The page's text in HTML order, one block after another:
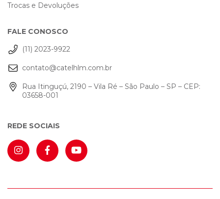
Trocas e Devoluções
FALE CONOSCO
(11) 2023-9922
contato@catelhlm.com.br
Rua Itinguçú, 2190 – Vila Ré – São Paulo – SP – CEP:
03658-001
REDE SOCIAIS